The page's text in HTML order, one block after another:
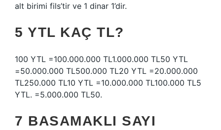
alt birimi fils’tir ve 1 dinar 1’dir.
5 YTL KAÇ TL?
100 YTL =100.000.000 TL1.000.000 TL50 YTL
=50.000.000 TL500.000 TL20 YTL =20.000.000
TL250.000 TL10 YTL =10.000.000 TL100.000 TL5
YTL. =5.000.000 TL50.
7 BASAMAKLI SAYI